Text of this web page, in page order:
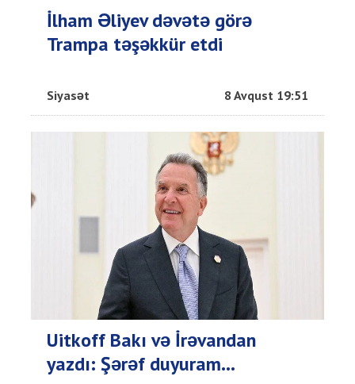
İlham Əliyev dəvətə görə
Trampa təşəkkür etdi
Siyasət 8 Avqust 19:51
Uitkoff Bakı və İrəvandan
yazdı: Şərəf duyuram...